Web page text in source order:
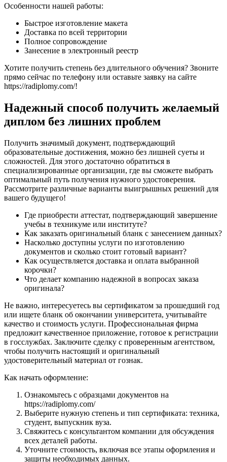
Особенности нашей работы:
Быстрое изготовление макета
Доставка по всей территории
Полное сопровождение
Занесение в электронный реестр
Хотите получить степень без длительного обучения? Звоните
прямо сейчас по телефону или оставьте заявку на сайте
https://radiplomy.com/!
Надежный способ получить желаемый
диплом без лишних проблем
Получить значимый документ, подтверждающий
образовательные достижения, можно без лишней суеты и
сложностей. Для этого достаточно обратиться в
специализированные организации, где вы сможете выбрать
оптимальный путь получения нужного удостоверения.
Рассмотрите различные варианты выигрышных решений для
вашего будущего!
Где приобрести аттестат, подтверждающий завершение
учебы в техникуме или институте?
Как заказать оригинальный бланк с занесением данных?
Насколько доступны услуги по изготовлению
документов и сколько стоит готовый вариант?
Как осуществляется доставка и оплата выбранной
корочки?
Что делает компанию надежной в вопросах заказа
оригинала?
Не важно, интересуетесь вы сертификатом за прошедший год
или ищете бланк об окончании университета, учитывайте
качество и стоимость услуги. Профессиональная фирма
предложит качественное приложение, готовое к регистрации
в госслужбах. Заключите сделку с проверенным агентством,
чтобы получить настоящий и оригинальный
удостоверительный материал от гознак.
Как начать оформление:
Ознакомьтесь с образцами документов на
https://radiplomy.com/
Выберите нужную степень и тип сертификата: техника,
студент, выпускник вуза.
Свяжитесь с консультантом компании для обсуждения
всех деталей работы.
Уточните стоимость, включая все этапы оформления и
защиты необходимых данных.